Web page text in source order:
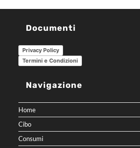
Documenti
Privacy Policy
Termini e Condizioni
Navigazione
Home
Cibo
Consumi